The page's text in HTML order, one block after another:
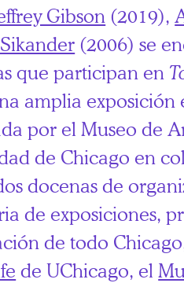
Gibson (2019),
(2006) se
que participan en
amplia exposición
por el Museo de
de Chicago en
docenas de
de exposiciones,
de todo
de UChicago, el